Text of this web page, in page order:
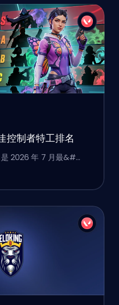
控制者特工排名
2026 年 7 月最&#…